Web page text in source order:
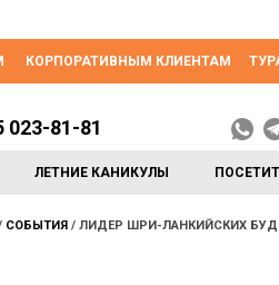
КОРПОРАТИВНЫМ КЛИЕНТАМ
ЛЕТНИЕ КАНИКУЛЫ
023-81-81
СОБЫТИЯ ЛИДЕР ШРИ-ЛАНКИЙСКИХ